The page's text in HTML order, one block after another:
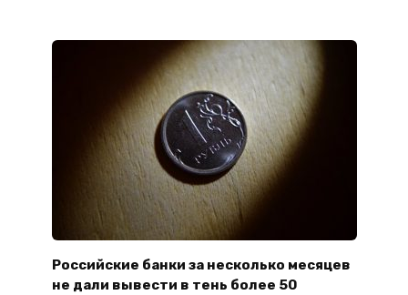
Российские банки за несколько месяцев
не дали вывести в тень более 50